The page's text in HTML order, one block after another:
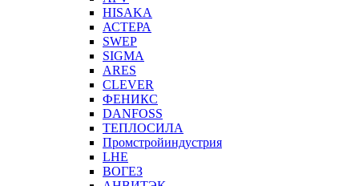
HISAKA
АСТЕРА
SWEP
SIGMA
ARES
CLEVER
ФЕНИКС
DANFOSS
ТЕПЛОСИЛА
Промстройиндустрия
LHE
ВОГЕЗ